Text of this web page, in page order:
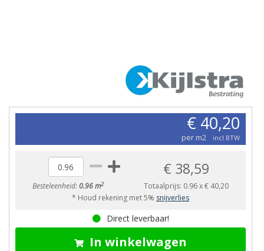
€ 40,20
per m2 incl BTW
Besteleenheid:0.96 m2
€ 38,59
Totaalprijs: 0.96x€ 40,20
* Houd rekening met 5% snijverlies
Direct leverbaar!
In winkelwagen